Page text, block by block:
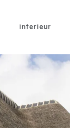
interieur